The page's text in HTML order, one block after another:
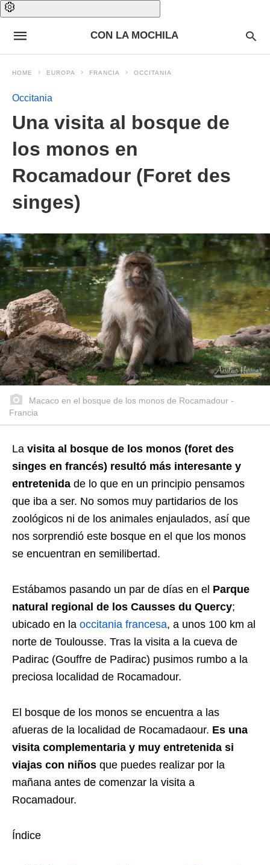
CON LA MOCHILA
HOME EUROPA FRANCIA OCCITANIA
Occitania
Una visita al bosque de
los monos en
Rocamadour (Foret des
singes)
Macaco en el bosque de los monos de Rocamadour -
Francia
La visita al bosque de los monos (foret des
singes en francés) resultó más interesante y
entretenida de lo que en un principio pensamos
que iba a ser. No somos muy partidarios de los
zoológicos ni de los animales enjaulados, así que
nos sorprendió este bosque en el que los monos
se encuentran en semilibertad.
Estábamos pasando un par de días en el Parque
natural regional de los Causses du Quercy;
ubicado en la occitania francesa, a unos 100 km al
norte de Toulousse. Tras la visita a la cueva de
Padirac (Gouffre de Padirac) pusimos rumbo a la
preciosa localidad de Rocamadour.
El bosque de los monos se encuentra a las
afueras de la localidad de Rocamadaour. Es una
visita complementaria y muy entretenida si
viajas con niños que puedes realizar por la
mañana antes de comenzar la visita a
Rocamadour.
Índice